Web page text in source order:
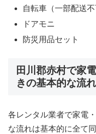
自転車（一部配送不
ドアモニ
防災用品セット
田川郡赤村で家
きの基本的な流れ
各レンタル業者で家電
な流れは基本的に全て